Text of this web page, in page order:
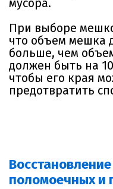
мусора.
При выборе
что объем мешка
больше, чем
должен быть на
чтобы его края
предотвратить
поломоечных и